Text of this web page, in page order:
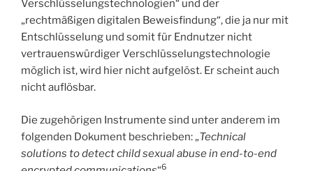
Verschlüsselungstechnologien“ und der
„rechtmäßigen digitalen Beweisfindung“, die ja nur mit
Entschlüsselung und somit für Endnutzer nicht
vertrauenswürdiger Verschlüsselungstechnologie
möglich ist, wird hier nicht aufgelöst. Er scheint auch
nicht auflösbar.
Die zugehörigen Instrumente sind unter anderem im
folgenden Dokument beschrieben: „Technical
solutions to detect child sexual abuse in end-to-end
6